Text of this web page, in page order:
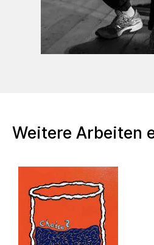
2022 YFA (group),
Bremen, DE (10/22 -
2023 ArtFest (group),
2023 CNTMPRY,
Berlin, DE (08/23 - 10/
2023 YFA (group),
Bremen, DE (10/23 - 01/
Weitere Arbeiten